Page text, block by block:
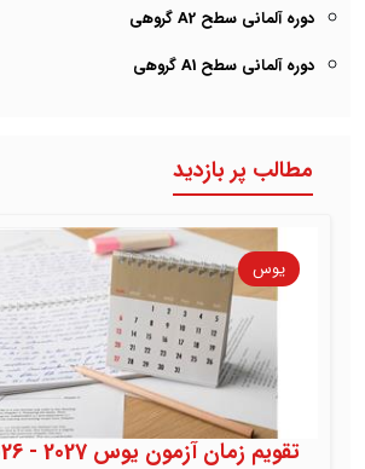
دوره آلمانی سطح A2 گروهی
دوره آلمانی سطح A1 گروهی
مطالب پر بازدید
یوس
تقویم زمان آزمون یوس 2027 - 2026